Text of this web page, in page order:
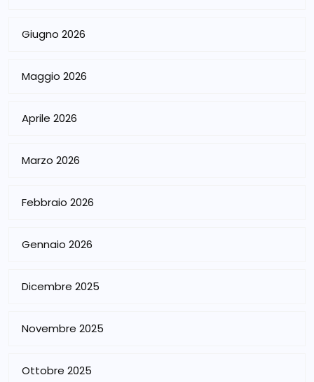
Giugno 2026
Maggio 2026
Aprile 2026
Marzo 2026
Febbraio 2026
Gennaio 2026
Dicembre 2025
Novembre 2025
Ottobre 2025